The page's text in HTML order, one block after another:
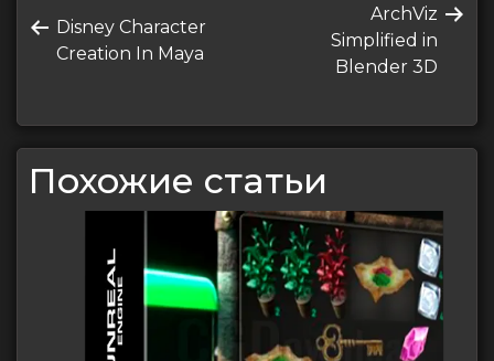
по
записям
Предыдущая
запись
Disney Character
Creation In Maya
Следующая
запись
ArchViz
Simplified in
Blender 3D
Похожие статьи